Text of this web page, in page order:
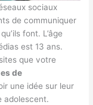
sociaux
de communiquer
font. L’âge
est 13 ans.
que votre
de
une idée sur leur
adolescent.